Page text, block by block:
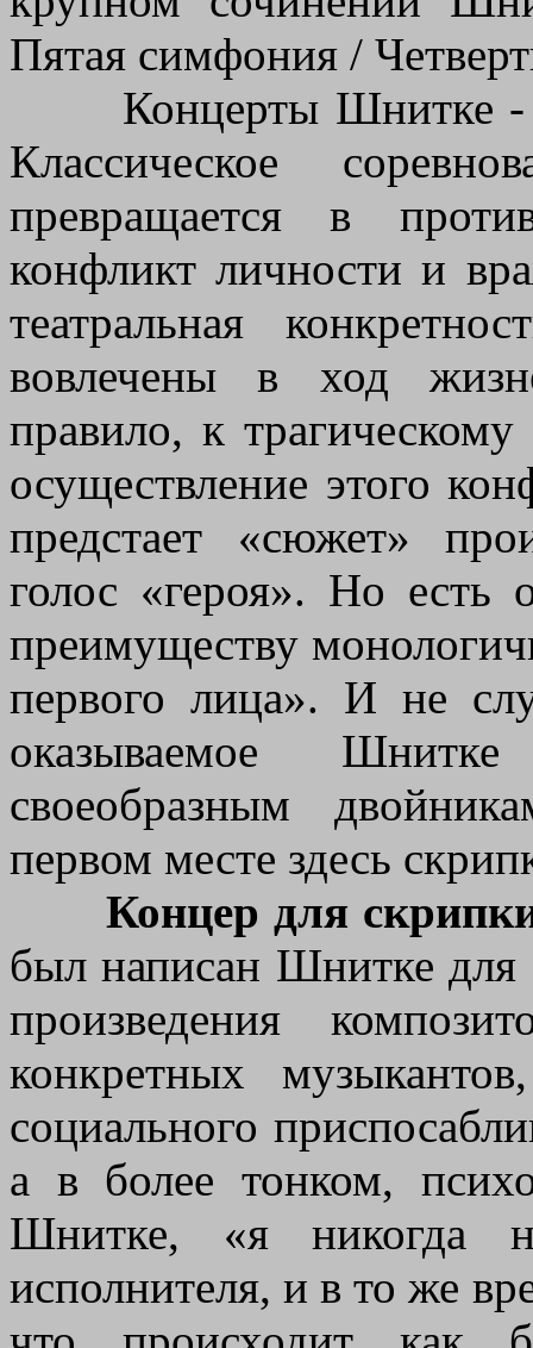
Пятая симфония /
Концерты Шнитке -
Классическое
превращается в
конфликт личности и
театральная
вовлечены в ход
правило, к
осуществление этого
предстает «сюжет»
голос «героя». Но есть
преимуществу
первого лица». И не
оказываемое
своеобразным
первом месте здесь
Концер для
был написан Шнитке для
произведения
конкретных
социального
а в более тонком,
Шнитке, «я никогда
исполнителя, и в то же